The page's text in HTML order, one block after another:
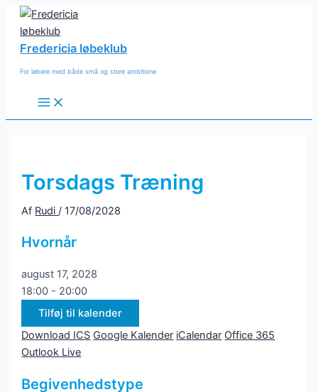
indholdet
Fredericia løbeklub
For løbere med både små og store ambitione
Main
Menu
Torsdags Træning
Af Rudi/17/08/2028
Hvornår
august 17, 2028
18:00 - 20:00
Tilføj til kalender
Download ICS Google Kalender iCalendar Office 365
Outlook Live
Begivenhedstype